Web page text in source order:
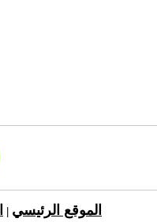
الموقع الرئيسي